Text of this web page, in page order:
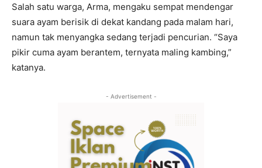
Salah satu warga, Arma, mengaku sempat mendengar
suara ayam berisik di dekat kandang pada malam hari,
namun tak menyangka sedang terjadi pencurian. “Saya
pikir cuma ayam berantem, ternyata maling kambing,”
katanya.
- Advertisement -